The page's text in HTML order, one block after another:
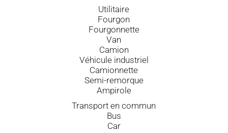
Utilitaire
Fourgon
Fourgonnette
Van
Camion
Véhicule industriel
Camionnette
Semi-remorque
Ampirole
Transport en commun
Bus
Car